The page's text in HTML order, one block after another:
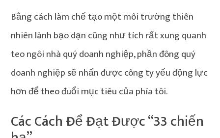
Bằng cách làm chế tạo một môi trường thiên
nhiên lành bạo dạn cũng như tích rất xung quanh
teo ngôi nhà quý doanh nghiệp, phần đông quý
doanh nghiệp sẽ nhấn được công ty yếu động lực
hơn để theo đuổi mục tiêu của phía tôi.
Các Cách Để Đạt Được “33 chiến